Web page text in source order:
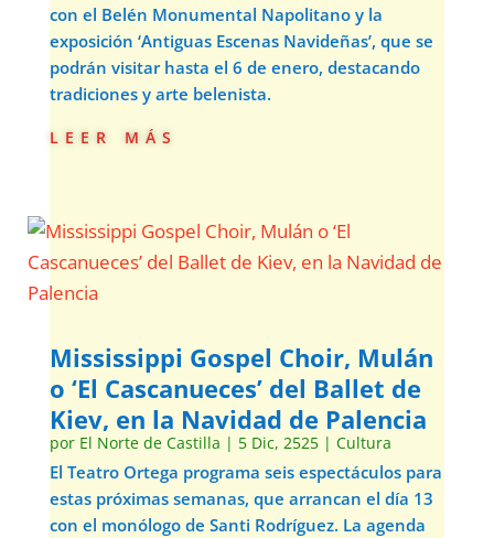
con el Belén Monumental Napolitano y la
exposición ‘Antiguas Escenas Navideñas’, que se
podrán visitar hasta el 6 de enero, destacando
tradiciones y arte belenista.
leer más
Mississippi Gospel Choir, Mulán
o ‘El Cascanueces’ del Ballet de
Kiev, en la Navidad de Palencia
por El Norte de Castilla | 5 Dic, 2525| Cultura
El Teatro Ortega programa seis espectáculos para
estas próximas semanas, que arrancan el día 13
con el monólogo de Santi Rodríguez. La agenda